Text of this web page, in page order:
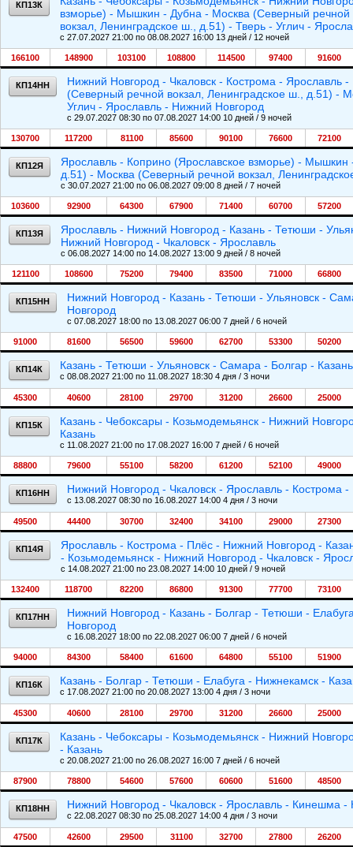
КП13К
взморье) - Мышкин - Дубна - Москва (Северный
вокзал, Ленинградское ш., д.51) - Тверь - Углич -
c 27.07.2027 21:00 по 08.08.2027 16:00 13 дней / 12 ночей
166100 148900 103100 108800 114500 97400 91600
КП14НН
Нижний Новгород - Чкаловск - Кострома -
(Северный речной вокзал, Ленинградское ш., д.51) -
Углич - Ярославль - Нижний Новгород
c 29.07.2027 08:30 по 07.08.2027 14:00 10 дней / 9 ночей
130700 117200 81100 85600 90100 76600 72100
КП12Я
Ярославль - Коприно (Ярославское взморье) -
д.51) - Москва (Северный речной вокзал,
c 30.07.2027 21:00 по 06.08.2027 09:00 8 дней / 7 ночей
103600 92900 64300 67900 71400 60700 57200
КП13Я
Ярославль - Нижний Новгород - Казань - Тетюши -
Нижний Новгород - Чкаловск - Ярославль
c 06.08.2027 14:00 по 14.08.2027 13:00 9 дней / 8 ночей
121100 108600 75200 79400 83500 71000 66800
КП15НН
Нижний Новгород - Казань - Тетюши - Ульяновск -
Новгород
c 07.08.2027 18:00 по 13.08.2027 06:00 7 дней / 6 ночей
91000 81600 56500 59600 62700 53300 50200
КП14К Казань - Тетюши - Ульяновск - Самара - Болгар - Казань
c 08.08.2027 21:00 по 11.08.2027 18:30 4 дня / 3 ночи
45300 40600 28100 29700 31200 26600 25000
КП15К
Казань - Чебоксары - Козьмодемьянск - Нижний
Казань
c 11.08.2027 21:00 по 17.08.2027 16:00 7 дней / 6 ночей
88800 79600 55100 58200 61200 52100 49000
КП16НН Нижний Новгород - Чкаловск - Ярославль - Кострома
c 13.08.2027 08:30 по 16.08.2027 14:00 4 дня / 3 ночи
49500 44400 30700 32400 34100 29000 27300
КП14Я
Ярославль - Кострома - Плёс - Нижний Новгород -
- Козьмодемьянск - Нижний Новгород - Чкаловск -
c 14.08.2027 21:00 по 23.08.2027 14:00 10 дней / 9 ночей
132400 118700 82200 86800 91300 77700 73100
КП17НН
Нижний Новгород - Казань - Болгар - Тетюши -
Новгород
c 16.08.2027 18:00 по 22.08.2027 06:00 7 дней / 6 ночей
94000 84300 58400 61600 64800 55100 51900
КП16К Казань - Болгар - Тетюши - Елабуга - Нижнекамск -
c 17.08.2027 21:00 по 20.08.2027 13:00 4 дня / 3 ночи
45300 40600 28100 29700 31200 26600 25000
КП17К
Казань - Чебоксары - Козьмодемьянск - Нижний
- Казань
c 20.08.2027 21:00 по 26.08.2027 16:00 7 дней / 6 ночей
87900 78800 54600 57600 60600 51600 48500
КП18НН Нижний Новгород - Чкаловск - Ярославль - Кинешма
c 22.08.2027 08:30 по 25.08.2027 14:00 4 дня / 3 ночи
47500 42600 29500 31100 32700 27800 26200